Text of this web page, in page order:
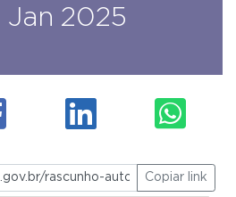
Jan 2025
Copiar link